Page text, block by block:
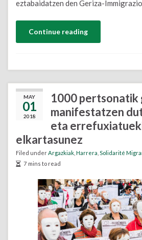
eztabaidatzen den Geriza-
Continue reading
MAY
01
2018
1000 pertsonatik
manifestatzen
eta
elkartasunez
Filed under Argazkiak Harrera Solidarité
7 mins to read